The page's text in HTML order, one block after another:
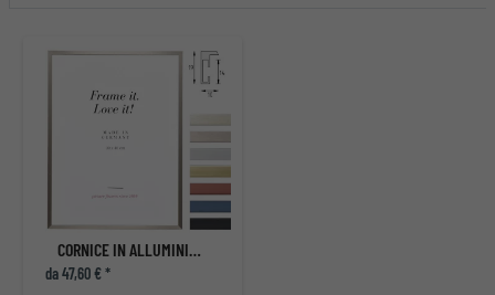
CORNICE IN ALLUMINIO ECON ANGOLARE SU MISURA
da 47,60 € *